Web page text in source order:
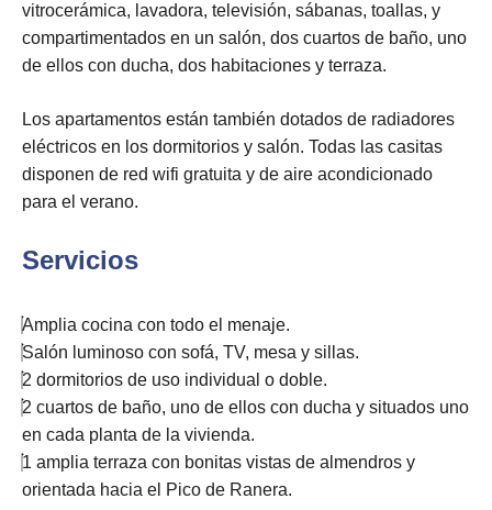
vitrocerámica, lavadora, televisión, sábanas, toallas, y
compartimentados en un salón, dos cuartos de baño, uno
de ellos con ducha, dos habitaciones y terraza.
Los apartamentos están también dotados de radiadores
eléctricos en los dormitorios y salón. Todas las casitas
disponen de red wifi gratuita y de aire acondicionado
para el verano.
Servicios
Amplia cocina con todo el menaje.
Salón luminoso con sofá, TV, mesa y sillas.
2 dormitorios de uso individual o doble.
2 cuartos de baño, uno de ellos con ducha y situados uno
en cada planta de la vivienda.
1 amplia terraza con bonitas vistas de almendros y
orientada hacia el Pico de Ranera.